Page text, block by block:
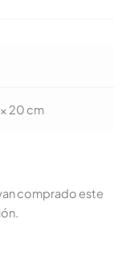
× 20 cm
comprado este